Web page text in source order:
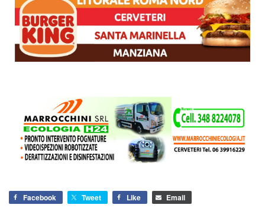
Facebook Tweet Like Email